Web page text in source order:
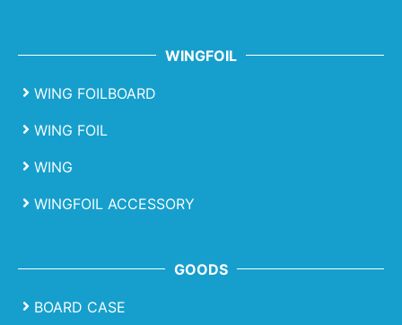
WINGFOIL
WING FOILBOARD
WING FOIL
WING
WINGFOIL ACCESSORY
GOODS
BOARD CASE